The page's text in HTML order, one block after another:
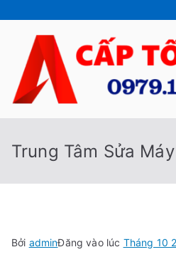
dung
Trung Tâm Sửa
Bởi adminĐăng vào lúc Tháng 10